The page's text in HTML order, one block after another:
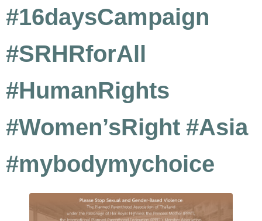
#16daysCampaign
#SRHRforAll
#HumanRights
#Women’sRight #Asia
#mybodymychoice